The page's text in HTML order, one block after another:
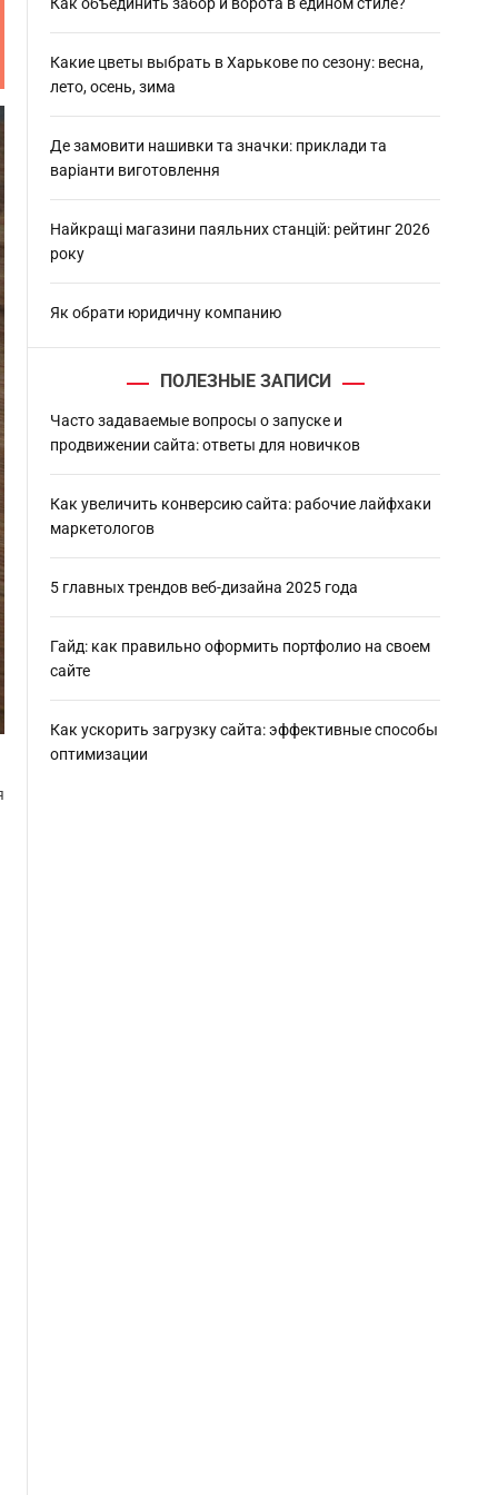
Какие цветы выбрать в Харькове по сезону: весна,
лето, осень, зима
Де замовити нашивки та значки: приклади та
варіанти виготовлення
Найкращі магазини паяльних станцій: рейтинг 2026
року
Як обрати юридичну компанию
ПОЛЕЗНЫЕ ЗАПИСИ
Часто задаваемые вопросы о запуске и
продвижении сайта: ответы для новичков
Как увеличить конверсию сайта: рабочие лайфхаки
маркетологов
5 главных трендов веб-дизайна 2025 года
Гайд: как правильно оформить портфолио на своем
сайте
Как ускорить загрузку сайта: эффективные способы
оптимизации